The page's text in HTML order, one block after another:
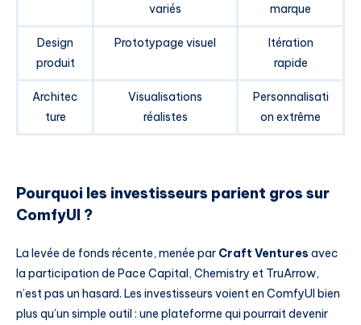
variés
marque
Design
produit
Prototypage visuel
Itération
rapide
Architec
ture
Visualisations
réalistes
Personnalisati
on extrême
Pourquoi les investisseurs parient gros sur
ComfyUI ?
La levée de fonds récente, menée par Craft Ventures avec
la participation de Pace Capital, Chemistry et TruArrow,
n’est pas un hasard. Les investisseurs voient en ComfyUI bien
plus qu’un simple outil : une plateforme qui pourrait devenir